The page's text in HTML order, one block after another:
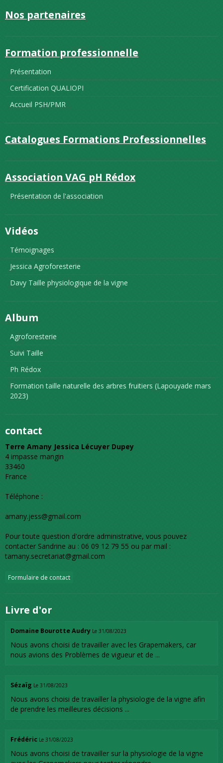
Nos partenaires
Formation professionnelle
Présentation
Certification QUALIOPI
Accueil PSH/PMR
Catalogues Formations Professionnelles
Association VAG pH Rédox
Présentation de l'association
Vidéos
Témoignages
Jessica Agroforesterie
Davy Taille physiologique de la vigne
Album
Agroforesterie
Suivi Taille
Ph Rédox
Formation taille naturelle des arbres fruitiers (Lapouyade mars
2023)
contact
Terre Amany Jessica Lécuyer Dupey
4 impasse mangin
33460
France
Téléphone :
amany.jess@gmail.com
Pour toute question d'ordre administrative, vous pouvez
contacter Sandrine au : 06 09 12 79 55 ou par mail :
tamany.secretariat@gmail.com
Formulaire de contact
Livre d'or
Domaine Bourotte Audry Le 31/08/2023
Nous avons choisi de travailler avec les Grapemakers, car
nous avions des Problèmes de vigueur et de ...
Sézaïg Le 31/08/2023
Nous avons choisi de travailler la physiologie de la vigne afin
de prendre les meilleures décisions ...
Frédéric Le 31/08/2023
Nous avons choisi de travailler sur la physiologie de la vigne